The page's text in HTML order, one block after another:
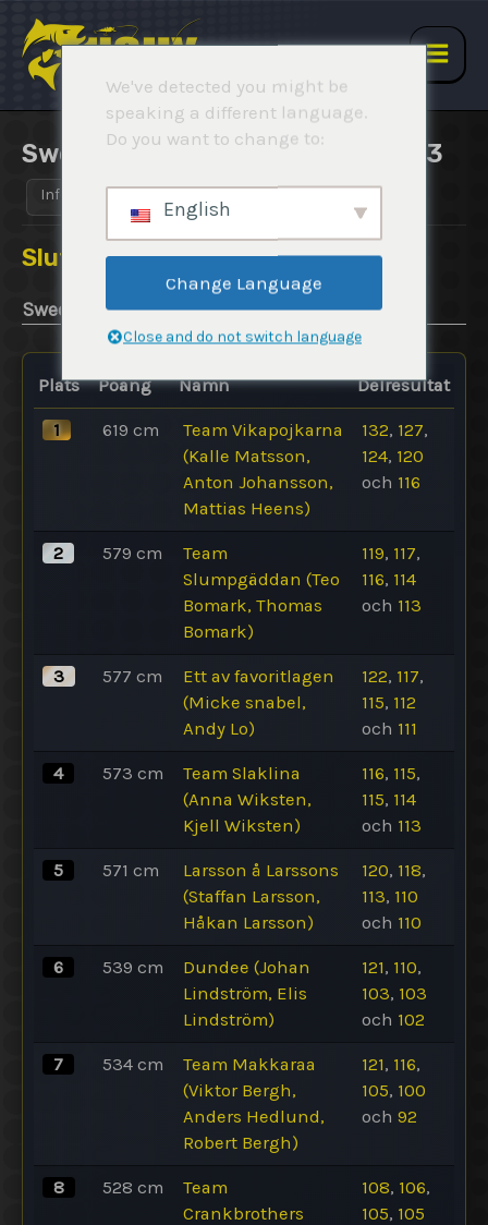
rett
innholdet
Swedish Ice Pike Open 2022-2023
Info Regler Resultater Rapporter
Slutresultat
Swedish Ice Pike Open 2022-2023
Plats Poäng Namn Delresultat
1 619 cm
Team Vikapojkarna
(Kalle Matsson,
Anton Johansson,
Mattias Heens)
132, 127,
124, 120
och 116
2 579 cm
Team
Slumpgäddan (Teo
Bomark, Thomas
Bomark)
119, 117,
116, 114
och 113
3 577 cm
Ett av favoritlagen
(Micke snabel,
Andy Lo)
122, 117,
115, 112
och 111
4 573 cm
Team Slaklina
(Anna Wiksten,
Kjell Wiksten)
116, 115,
115, 114
och 113
5 571 cm
Larsson å Larssons
(Staffan Larsson,
Håkan Larsson)
120, 118,
113, 110
och 110
6 539 cm
Dundee (Johan
Lindström, Elis
Lindström)
121, 110,
103, 103
och 102
7 534 cm
Team Makkaraa
(Viktor Bergh,
Anders Hedlund,
Robert Bergh)
121, 116,
105, 100
och 92
8 528 cm
Team
Crankbrothers
108, 106,
105, 105
We've detected you might be
speaking a different language.
Do you want to change to:
English
Change Language
Close and do not switch language